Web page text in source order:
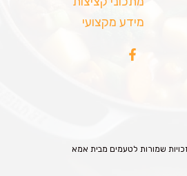
מידע מקצועי